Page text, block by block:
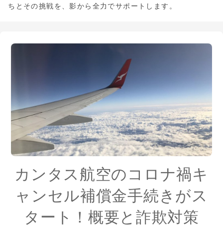
ちとその挑戦を、影から全力でサポートします。
カンタス航空のコロナ禍キ
ャンセル補償金手続きがス
タート！概要と詐欺対策